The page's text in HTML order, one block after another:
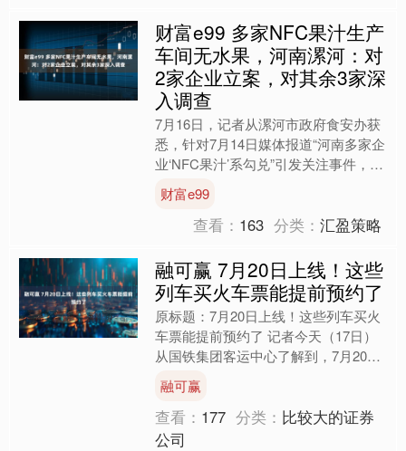
财富e99 多家NFC果汁生产
车间无水果，河南漯河：对
2家企业立案，对其余3家深
入调查
7月16日，记者从漯河市政府食安办获
悉，针对7月14日媒体报道“河南多家企
业‘NFC果汁’系勾兑”引发关注事件，漯
河市第一时间响应，当日即组织属地政
府、市场监管....
财富e99
查看： 163 分类：汇盈策略
融可赢 7月20日上线！这些
列车买火车票能提前预约了
原标题：7月20日上线！这些列车买火
车票能提前预约了 记者今天（17日）
从国铁集团客运中心了解到，7月20日
起，将在京沪高铁、京沪铁路试点新增
火车票预约购票服务....
融可赢
查看： 177 分类： 比较大的证券
公司